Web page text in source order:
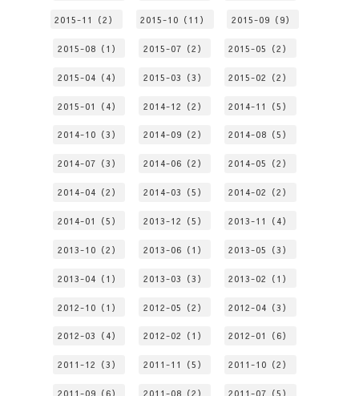
2015-11（2） 2015-10（11） 2015-09（9）
2015-08（1） 2015-07（2） 2015-05（2）
2015-04（4） 2015-03（3） 2015-02（2）
2015-01（4） 2014-12（2） 2014-11（5）
2014-10（3） 2014-09（2） 2014-08（5）
2014-07（3） 2014-06（2） 2014-05（2）
2014-04（2） 2014-03（5） 2014-02（2）
2014-01（5） 2013-12（5） 2013-11（4）
2013-10（2） 2013-06（1） 2013-05（3）
2013-04（1） 2013-03（3） 2013-02（1）
2012-10（1） 2012-05（2） 2012-04（3）
2012-03（4） 2012-02（1） 2012-01（6）
2011-12（3） 2011-11（5） 2011-10（2）
2011-09（6） 2011-08（2） 2011-07（5）